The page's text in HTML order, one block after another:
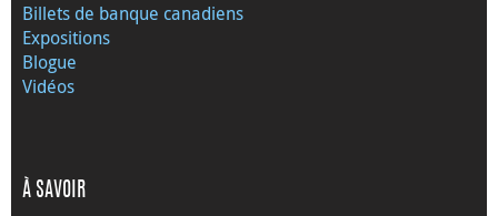
Billets de banque canadiens
Expositions
Blogue
Vidéos
À SAVOIR